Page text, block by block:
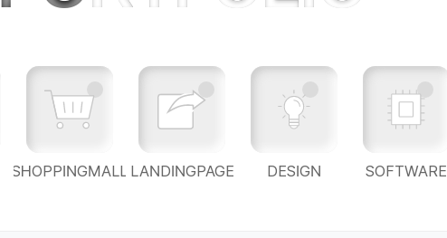
SHOPPINGMALL LANDINGPAGE DESIGN SOFTWARE